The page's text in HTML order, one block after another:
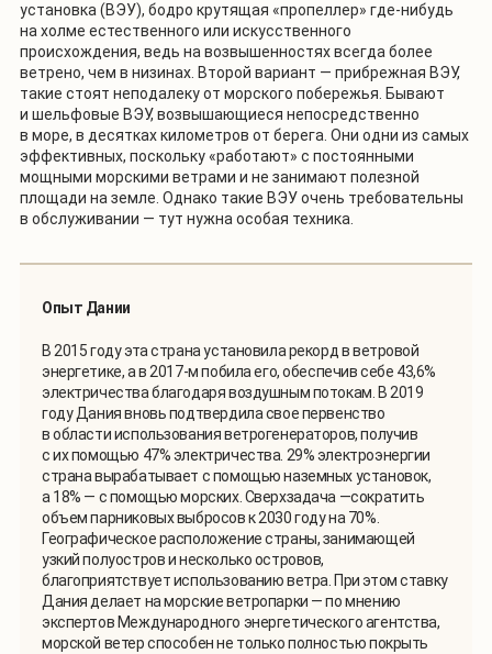
установка (ВЭУ), бодро крутящая «пропеллер» где-нибудь
на холме естественного или искусственного
происхождения, ведь на возвышенностях всегда более
ветрено, чем в низинах. Второй вариант — прибрежная ВЭУ,
такие стоят неподалеку от морского побережья. Бывают
и шельфовые ВЭУ, возвышающиеся непосредственно
в море, в десятках километров от берега. Они одни из самых
эффективных, поскольку «работают» с постоянными
мощными морскими ветрами и не занимают полезной
площади на земле. Однако такие ВЭУ очень требовательны
в обслуживании — тут нужна особая техника.
Опыт Дании
В 2015 году эта страна установила рекорд в ветровой
энергетике, а в 2017-м побила его, обеспечив себе 43,6%
электричества благодаря воздушным потокам. В 2019
году Дания вновь подтвердила свое первенство
в области использования ветрогенераторов, получив
с их помощью 47% электричества. 29% электроэнергии
страна вырабатывает с помощью наземных установок,
а 18% — с помощью морских. Сверхзадача —сократить
объем парниковых выбросов к 2030 году на 70%.
Географическое расположение страны, занимающей
узкий полуостров и несколько островов,
благоприятствует использованию ветра. При этом ставку
Дания делает на морские ветропарки — по мнению
экспертов Международного энергетического агентства,
морской ветер способен не только полностью покрыть